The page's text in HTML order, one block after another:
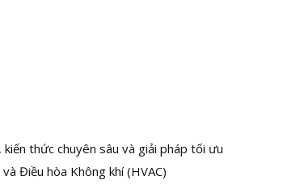
thức chuyên sâu và giải pháp tối ưu
Điều hòa Không khí (HVAC)